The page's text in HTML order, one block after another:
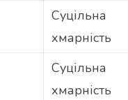
Суцільна
хмарність
Суцільна
хмарність